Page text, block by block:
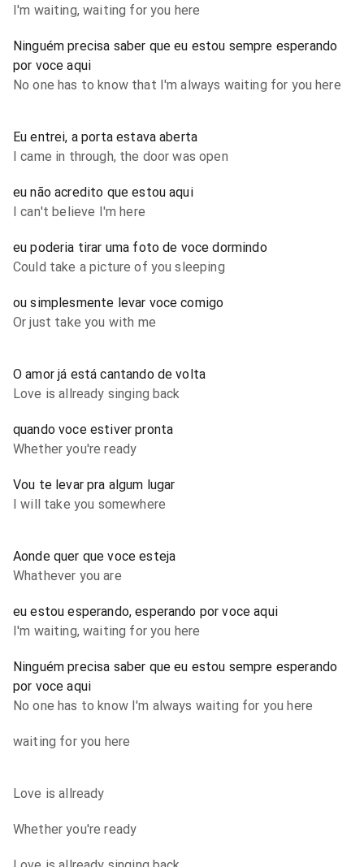
I'm waiting, waiting for you here
Ninguém precisa saber que eu estou sempre esperando
por voce aqui
No one has to know that I'm always waiting for you here
Eu entrei, a porta estava aberta
I came in through, the door was open
eu não acredito que estou aqui
I can't believe I'm here
eu poderia tirar uma foto de voce dormindo
Could take a picture of you sleeping
ou simplesmente levar voce comigo
Or just take you with me
O amor já está cantando de volta
Love is allready singing back
quando voce estiver pronta
Whether you're ready
Vou te levar pra algum lugar
I will take you somewhere
Aonde quer que voce esteja
Whathever you are
eu estou esperando, esperando por voce aqui
I'm waiting, waiting for you here
Ninguém precisa saber que eu estou sempre esperando
por voce aqui
No one has to know I'm always waiting for you here
waiting for you here
Love is allready
Whether you're ready